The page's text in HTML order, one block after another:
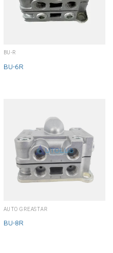
BU-R
BU-6R
AUTO GREASTAR
BU-8R